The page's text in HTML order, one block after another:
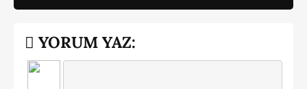
YORUM YAZ: